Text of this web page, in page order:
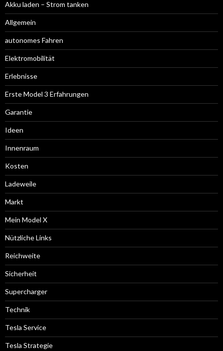
Akku laden – Strom tanken
Allgemein
autonomes Fahren
Elektromobilität
Erlebnisse
Erste Model 3 Erfahrungen
Garantie
Ideen
Innenraum
Kosten
Ladeweile
Markt
Mein Model X
Nützliche Links
Reichweite
Sicherheit
Supercharger
Technik
Tesla Service
Tesla Strategie